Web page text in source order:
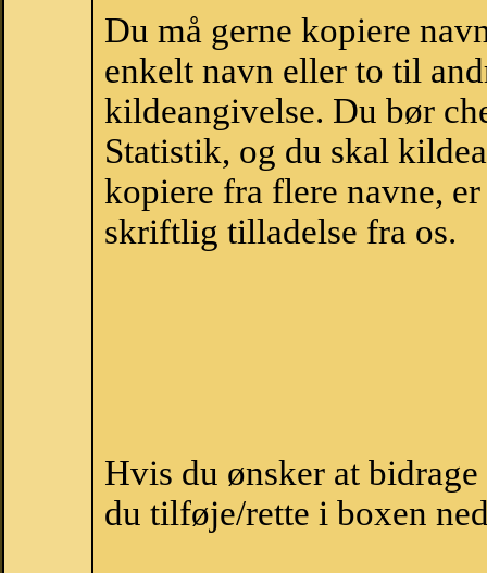
Du må gerne kopiere
enkelt navn eller to til
kildeangivelse. Du bør
Statistik, og du skal
kopiere fra flere navne,
skriftlig tilladelse fra os.
Hvis du ønsker at
du tilføje/rette i boxen